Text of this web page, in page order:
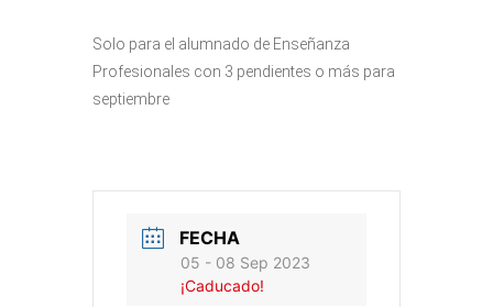
Solo para el alumnado de Enseñanza
Profesionales con 3 pendientes o más para
septiembre
FECHA
05 - 08 Sep 2023
¡Caducado!